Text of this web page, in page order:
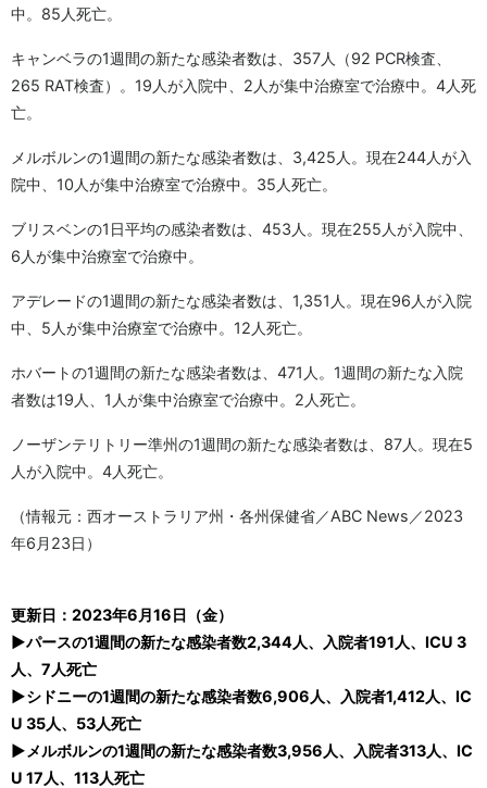
中。85人死亡。
キャンベラの1週間の新たな感染者数は、357人（92 PCR検査、
265 RAT検査）。19人が入院中、2人が集中治療室で治療中。4人死
亡。
メルボルンの1週間の新たな感染者数は、3,425人。現在244人が入
院中、10人が集中治療室で治療中。35人死亡。
ブリスベンの1日平均の感染者数は、453人。現在255人が入院中、
6人が集中治療室で治療中。
アデレードの1週間の新たな感染者数は、1,351人。現在96人が入院
中、5人が集中治療室で治療中。12人死亡。
ホバートの1週間の新たな感染者数は、471人。1週間の新たな入院
者数は19人、1人が集中治療室で治療中。2人死亡。
ノーザンテリトリー準州の1週間の新たな感染者数は、87人。現在5
人が入院中。4人死亡。
（情報元：西オーストラリア州・各州保健省／ABC News／2023
年6月23日）
更新日：2023年6月16日（金）
▶パースの1週間の新たな感染者数2,344人、入院者191人、ICU 3
人、7人死亡
▶シドニーの1週間の新たな感染者数6,906人、入院者1,412人、IC
U 35人、53人死亡
▶メルボルンの1週間の新たな感染者数3,956人、入院者313人、IC
U 17人、113人死亡